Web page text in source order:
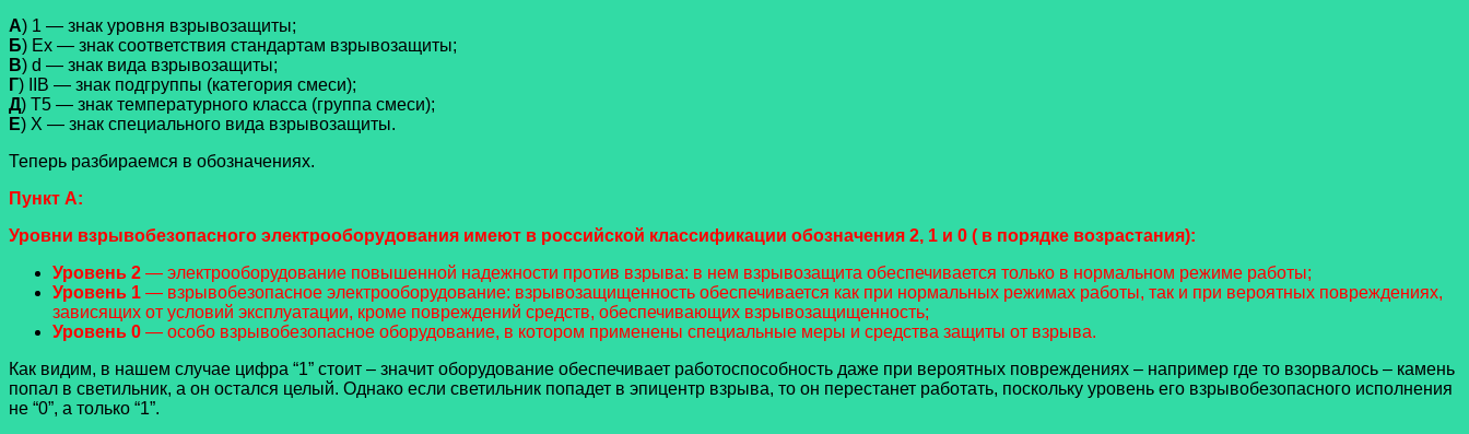
А) 1 — знак уровня взрывозащиты;
Б) Ех — знак соответствия стандартам взрывозащиты;
В) d — знак вида взрывозащиты;
Г) IIВ — знак подгруппы (категория смеси);
Д) T5 — знак температурного класса (группа смеси);
Е) Х — знак специального вида взрывозащиты.
Теперь разбираемся в обозначениях.
Пункт А:
Уровни взрывобезопасного электрооборудования имеют в российской классификации обозначения 2, 1 и 0 ( в порядке возрастания):
Уровень 2 — электрооборудование повышенной надежности против взрыва: в нем взрывозащита обеспечивается только в нормальном режиме работы;
Уровень 1 — взрывобезопасное электрооборудование: взрывозащищенность обеспечивается как при нормальных режимах работы, так и при вероятных повреждениях,
зависящих от условий эксплуатации, кроме повреждений средств, обеспечивающих взрывозащищенность;
Уровень 0 — особо взрывобезопасное оборудование, в котором применены специальные меры и средства защиты от взрыва.
Как видим, в нашем случае цифра “1” стоит – значит оборудование обеспечивает работоспособность даже при вероятных повреждениях – например где то взорвалось – камень
попал в светильник, а он остался целый. Однако если светильник попадет в эпицентр взрыва, то он перестанет работать, поскольку уровень его взрывобезопасного исполнения
не “0”, а только “1”.